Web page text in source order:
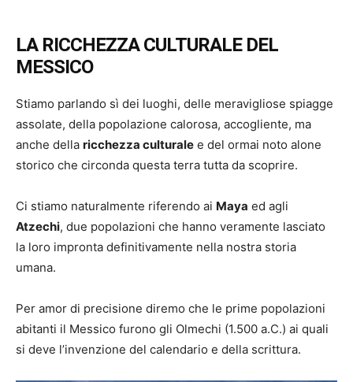
LA RICCHEZZA CULTURALE DEL
MESSICO
Stiamo parlando sì dei luoghi, delle meravigliose spiagge
assolate, della popolazione calorosa, accogliente, ma
anche della ricchezza culturale e del ormai noto alone
storico che circonda questa terra tutta da scoprire.
Ci stiamo naturalmente riferendo ai Maya ed agli
Atzechi, due popolazioni che hanno veramente lasciato
la loro impronta definitivamente nella nostra storia
umana.
Per amor di precisione diremo che le prime popolazioni
abitanti il Messico furono gli Olmechi (1.500 a.C.) ai quali
si deve l’invenzione del calendario e della scrittura.